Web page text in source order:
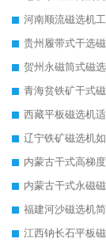
河南顺流磁选机
贵州履带式干选
贺州永磁筒式磁
青海贫铁矿干式
西藏平板磁选机
辽宁铁矿磁选机
内蒙古干式高梯
福建河沙磁选机
江西钠长石平板